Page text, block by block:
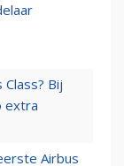
Bij
extra
Airbus